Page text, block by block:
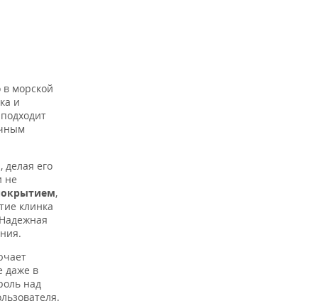
морской
и
делая его
не
,
клинка
даже в
над